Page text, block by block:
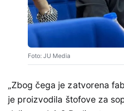
Foto: JU Media
„Zbog čega je zatvorena
je proizvodila štofove za